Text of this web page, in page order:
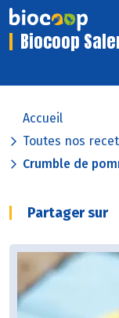
Biocoop
Accueil
Toutes nos
Crumble de
Partager sur